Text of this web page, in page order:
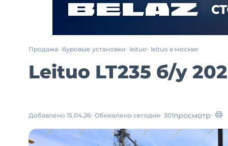
Продажа буровые установки leituo leituo в москве
Leituo LT235 б/у
Добавлено 15.04.26 Обновлено сегодня 301просмотр